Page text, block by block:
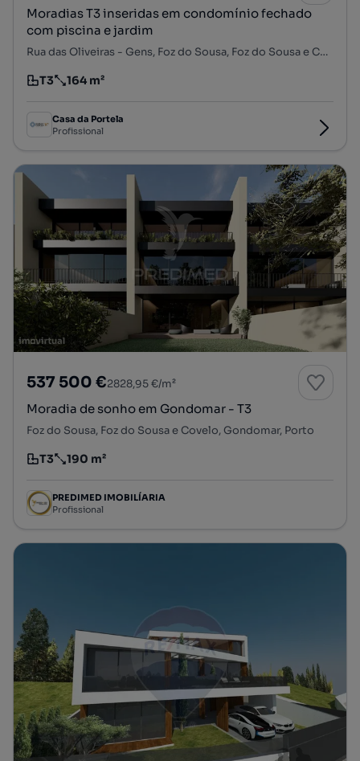
Moradias T3 inseridas em condomínio fechado
com piscina e jardim
Rua das Oliveiras - Gens, Foz do Sousa, Foz do Sousa e Covelo, Gondomar, Porto
Tipologia
T3
Preço por metro quadrado
164 m²
Casa da Portela
Profissional
537 500 €2828,95 €/m²
Moradia de sonho em Gondomar - T3
Foz do Sousa, Foz do Sousa e Covelo, Gondomar, Porto
Tipologia
T3
Preço por metro quadrado
190 m²
PREDIMED IMOBILÍARIA
Profissional